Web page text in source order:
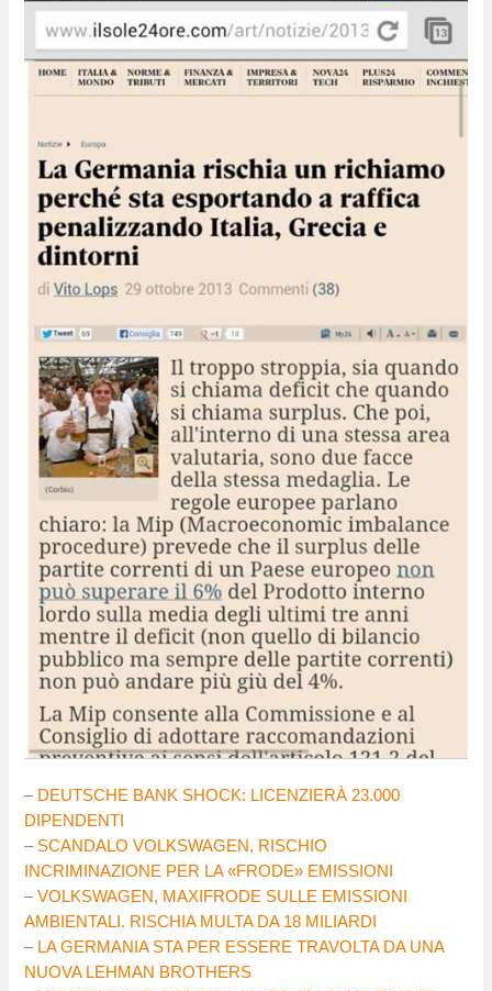
– DEUTSCHE BANK SHOCK: LICENZIERÀ 23.000
DIPENDENTI
– SCANDALO VOLKSWAGEN, RISCHIO
INCRIMINAZIONE PER LA «FRODE» EMISSIONI
–VOLKSWAGEN, MAXIFRODE SULLE EMISSIONI
AMBIENTALI. RISCHIA MULTA DA 18 MILIARDI
– LA GERMANIA STA PER ESSERE TRAVOLTA DA UNA
NUOVA LEHMAN BROTHERS